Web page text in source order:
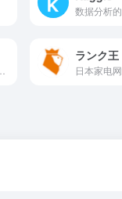
数据分析
ランク王
日本家电